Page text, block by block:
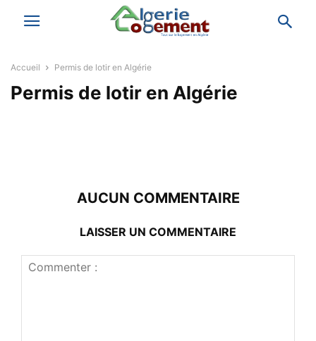
Accueil Permis de lotir en Algérie
Permis de lotir en Algérie
AUCUN COMMENTAIRE
LAISSER UN COMMENTAIRE